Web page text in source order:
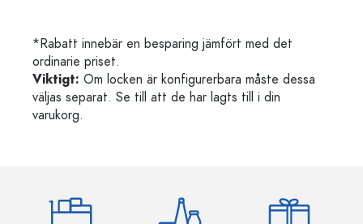
*Rabatt innebär en besparing jämfört med det
ordinarie priset.
Viktigt: Om locken är konfigurerbara måste dessa
väljas separat. Se till att de har lagts till i din
varukorg.